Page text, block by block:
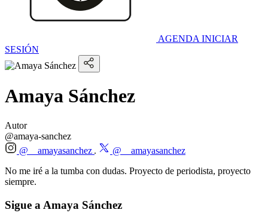
AGENDA INICIAR
SESIÓN
Amaya Sánchez
Autor
@amaya-sanchez
@__amayasanchez
@__amayasanchez
No me iré a la tumba con dudas. Proyecto de periodista, proyecto
siempre.
Sigue a Amaya Sánchez